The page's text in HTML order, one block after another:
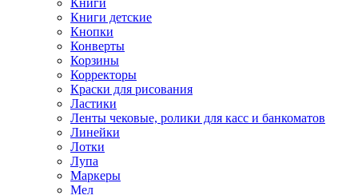
Книги
Книги детские
Кнопки
Конверты
Корзины
Корректоры
Краски для рисования
Ластики
Ленты чековые, ролики для касс и банкоматов
Линейки
Лотки
Лупа
Маркеры
Мел